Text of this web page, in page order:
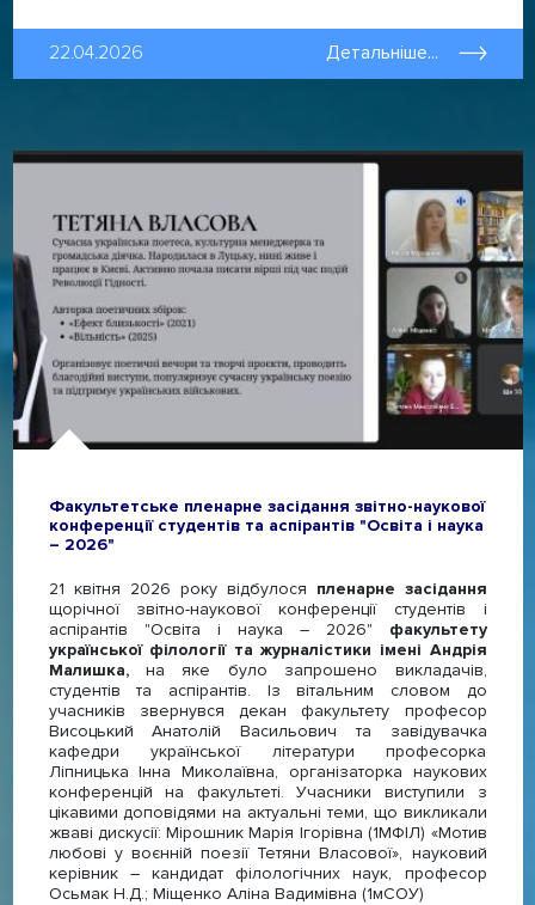
22.04.2026 Детальніше...
Факультетське пленарне засідання звітно-наукової
конференції студентів та аспірантів "Освіта і наука
– 2026"
21 квітня 2026 року відбулося пленарне засідання
щорічної звітно-наукової конференції студентів і
аспірантів "Освіта і наука – 2026" факультету
української філології та журналістики імені Андрія
Малишка,на яке було запрошено викладачів,
студентів та аспірантів. Із вітальним словом до
учасників звернувся декан факультету професор
Висоцький Анатолій Васильович та завідувачка
кафедри української літератури професорка
Ліпницька Інна Миколаївна, організаторка наукових
конференцій на факультеті. Учасники виступили з
цікавими доповідями на актуальні теми, що викликали
жваві дискусії: Мірошник Марія Ігорівна (1МФІЛ) «Мотив
любові у воєнній поезії Тетяни Власової», науковий
керівник – кандидат філологічних наук, професор
Осьмак Н.Д.; Міщенко Аліна Вадимівна (1мСОУ)